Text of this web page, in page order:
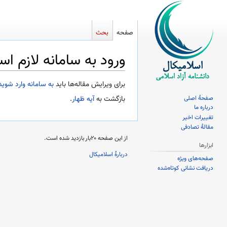
ورود به سامانه لازم
پرش
به
ناوبری
پرش
به
جستجو
برای ویرایش مقاله‌ها بایدبه سامانه وارد
بازگشت بهآیه ظهار.
صفحه بحث
صفحهٔ اصلی
درباره ما
تغییرات اخیر
مقالهٔ تصادفی
ابزارها
صفحه‌های ویژه
دریافت نشانی کوتاه‌شده
از این صفحه ۲۰بار بازدید شده است.
دربارهٔ اسلامیکال